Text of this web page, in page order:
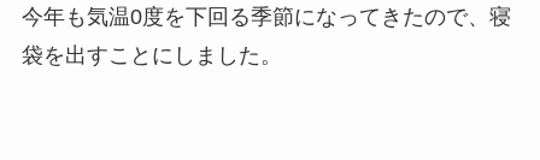
今年も気温0度を下回る季節になってきたので、寝
袋を出すことにしました。